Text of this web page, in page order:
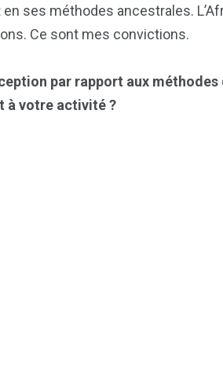
en ses méthodes ancestrales.
Ce sont mes convictions.
par rapport aux
à votre activité ?